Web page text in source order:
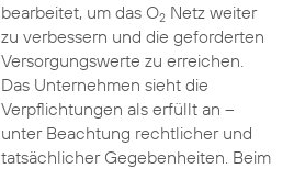
bearbeitet, um das O2Netz weiter
zu verbessern und die geforderten
Versorgungswerte zu erreichen.
Das Unternehmen sieht die
Verpflichtungen als erfüllt an –
unter Beachtung rechtlicher und
tatsächlicher Gegebenheiten. Beim